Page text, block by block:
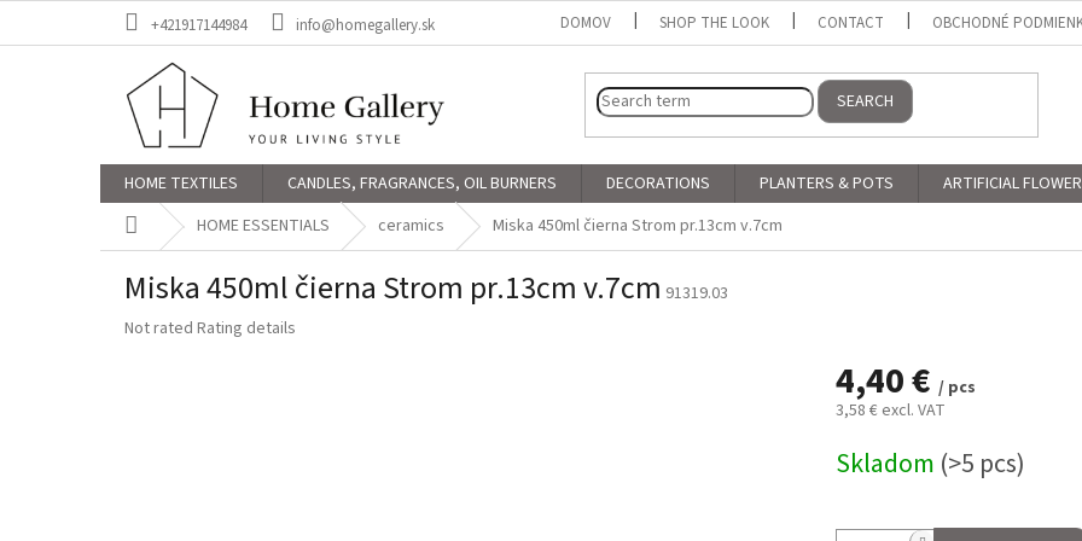
+421917144984 info@homegallery.sk DOMOV SHOP THE LOOK CONTACT OBCHODNÉ
SEARCH
HOME TEXTILES CANDLES, FRAGRANCES, OIL BURNERS DECORATIONS PLANTERS & POTS ARTIFICIAL
Home HOME ESSENTIALS ceramics Miska 450ml čierna Strom pr.13cm v.7cm
Miska 450ml čierna Strom pr.13cm v.7cm 91319.03
The
Not rated Rating details
4,40 € / pcs
3,58 € excl. VAT
price:
Skladom (>5 pcs)